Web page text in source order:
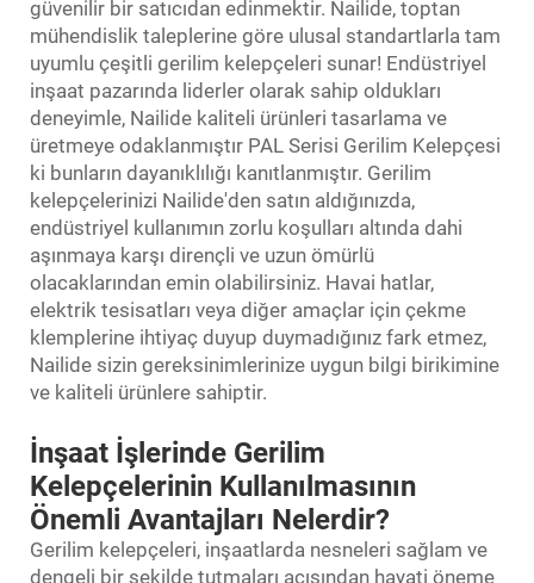
güvenilir bir satıcıdan edinmektir. Nailide, toptan
mühendislik taleplerine göre ulusal standartlarla tam
uyumlu çeşitli gerilim kelepçeleri sunar! Endüstriyel
inşaat pazarında liderler olarak sahip oldukları
deneyimle, Nailide kaliteli ürünleri tasarlama ve
üretmeye odaklanmıştır PAL Serisi Gerilim Kelepçesi
ki bunların dayanıklılığı kanıtlanmıştır. Gerilim
kelepçelerinizi Nailide'den satın aldığınızda,
endüstriyel kullanımın zorlu koşulları altında dahi
aşınmaya karşı dirençli ve uzun ömürlü
olacaklarından emin olabilirsiniz. Havai hatlar,
elektrik tesisatları veya diğer amaçlar için çekme
klemplerine ihtiyaç duyup duymadığınız fark etmez,
Nailide sizin gereksinimlerinize uygun bilgi birikimine
ve kaliteli ürünlere sahiptir.
İnşaat İşlerinde Gerilim
Kelepçelerinin Kullanılmasının
Önemli Avantajları Nelerdir?
Gerilim kelepçeleri, inşaatlarda nesneleri sağlam ve
dengeli bir şekilde tutmaları açısından hayati öneme